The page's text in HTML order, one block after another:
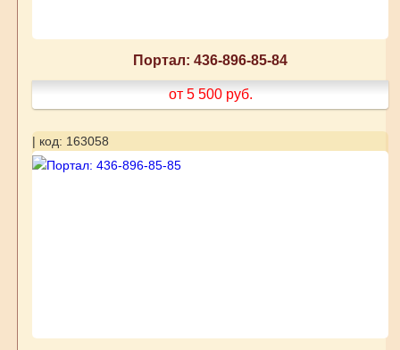
Портал: 436-896-85-84
от 5 500 руб.
| код: 163058